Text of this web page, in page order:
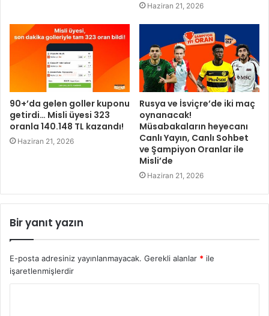
Haziran 21, 2026
90+’da gelen goller kuponu
getirdi… Misli üyesi 323
oranla 140.148 TL kazandı!
Haziran 21, 2026
Rusya ve İsviçre’de iki maç
oynanacak!
Müsabakaların heyecanı
Canlı Yayın, Canlı Sohbet
ve Şampiyon Oranlar ile
Misli’de
Haziran 21, 2026
Bir yanıt yazın
E-posta adresiniz yayınlanmayacak. Gerekli alanlar * ile
işaretlenmişlerdir